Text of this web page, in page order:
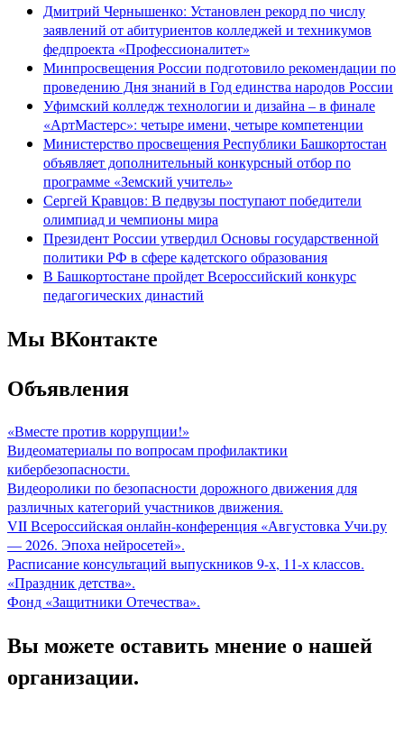
Дмитрий Чернышенко: Установлен рекорд по числу
заявлений от абитуриентов колледжей и техникумов
федпроекта «Профессионалитет»
Минпросвещения России подготовило рекомендации по
проведению Дня знаний в Год единства народов России
Уфимский колледж технологии и дизайна – в финале
«АртМастерс»: четыре имени, четыре компетенции
Министерство просвещения Республики Башкортостан
объявляет дополнительный конкурсный отбор по
программе «Земский учитель»
Сергей Кравцов: В педвузы поступают победители
олимпиад и чемпионы мира
Президент России утвердил Основы государственной
политики РФ в сфере кадетского образования
В Башкортостане пройдет Всероссийский конкурс
педагогических династий
Мы ВКонтакте
Объявления
«Вместе против коррупции!»
Видеоматериалы по вопросам профилактики
кибербезопасности.
Видеоролики по безопасности дорожного движения для
различных категорий участников движения.
VII Всероссийская онлайн-конференция «Августовка Учи.ру
— 2026. Эпоха нейросетей».
Расписание консультаций выпускников 9-х, 11-х классов.
«Праздник детства».
Фонд «Защитники Отечества».
Вы можете оставить мнение о нашей
организации.